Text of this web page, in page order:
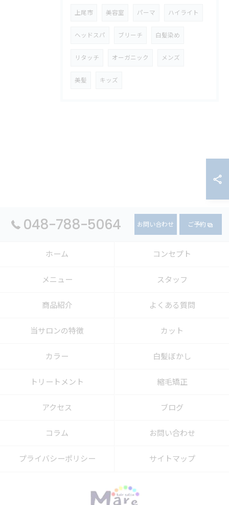
上尾市 美容室 パーマ ハイライト
ヘッドスパ ブリーチ 白髪染め
リタッチ オーガニック メンズ
美髪 キッズ
048-788-5064 お問い合わせ ご予約
ホーム コンセプト
メニュー スタッフ
商品紹介 よくある質問
当サロンの特徴 カット
カラー 白髪ぼかし
トリートメント 縮毛矯正
アクセス ブログ
コラム お問い合わせ
プライバシーポリシー サイトマップ